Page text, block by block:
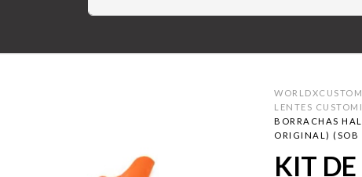
WORLDXCUSTOM
LENTES
BORRACHAS
ORIGINAL) (SOB
KIT